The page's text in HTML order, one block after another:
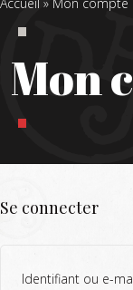
Mon
Se connecter
Identifiant ou e-